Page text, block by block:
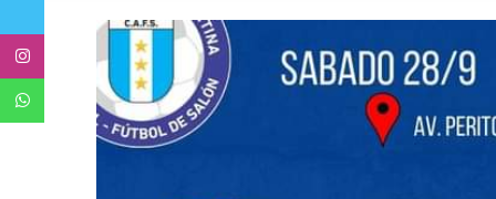
Instagram
WhatsApp